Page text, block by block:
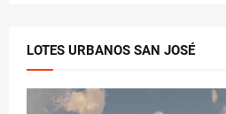
LOTES URBANOS SAN JOSÉ